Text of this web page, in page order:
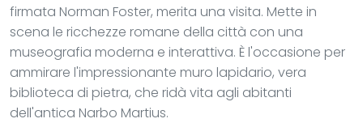
firmata Norman Foster, merita una visita. Mette in
scena le ricchezze romane della città con una
museografia moderna e interattiva. È l'occasione per
ammirare l'impressionante muro lapidario, vera
biblioteca di pietra, che ridà vita agli abitanti
dell'antica Narbo Martius.